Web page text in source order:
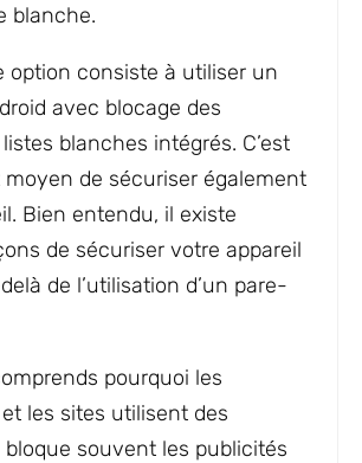
blanche.
option consiste à utiliser un
avec blocage des
blanches intégrés. C’est
de sécuriser également
Bien entendu, il existe
de sécuriser votre appareil
de l’utilisation d’un pare-
pourquoi les
les sites utilisent des
bloque souvent les publicités